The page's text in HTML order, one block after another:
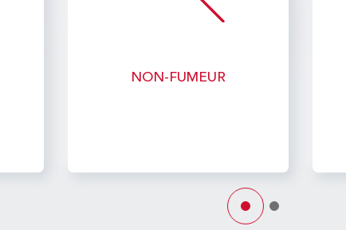
NON-FUMEUR